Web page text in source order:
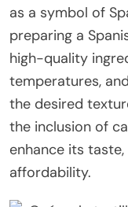
as a symbol of
preparing a
high-quality
temperatures,
the desired
the inclusion of
enhance its
affordability.